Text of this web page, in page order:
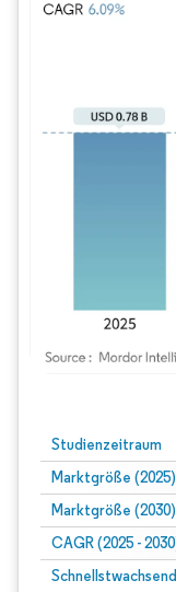
Studienzeitraum
Marktgröße (2025)
Marktgröße (2030)
CAGR (2025 -